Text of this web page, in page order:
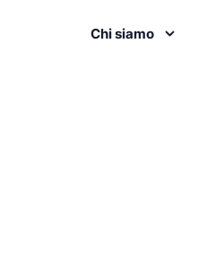
Chi siamo